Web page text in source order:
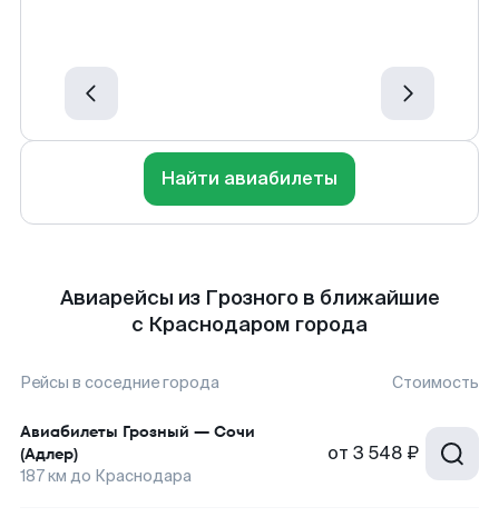
Найти авиабилеты
Авиарейсы из Грозного в ближайшие
с Краснодаром города
Рейсы в соседние города Стоимость
Авиабилеты Грозный — Сочи
(Адлер)
187км до Краснодара
от 3 548 ₽